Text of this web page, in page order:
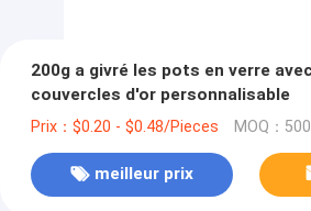
200g a givré les pots en verre
couvercles d'or personnalisable
Prix：$0.20 - $0.48/Pieces MOQ：
meilleur prix